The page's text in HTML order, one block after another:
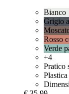
Bianco
Grigio
Rosso
Verde
+4
Pratico